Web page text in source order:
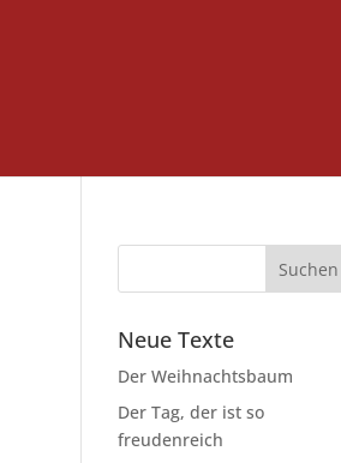
Neue Texte
Der Weihnachtsbaum
Der Tag, der ist so
freudenreich